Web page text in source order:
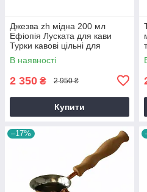
Джезва zh мідна 200 мл
Ефіопія Луската для кави
Турки кавові цільні для
газової плити
В наявності
2 350 ₴ 2 950 ₴
Купити
–17%